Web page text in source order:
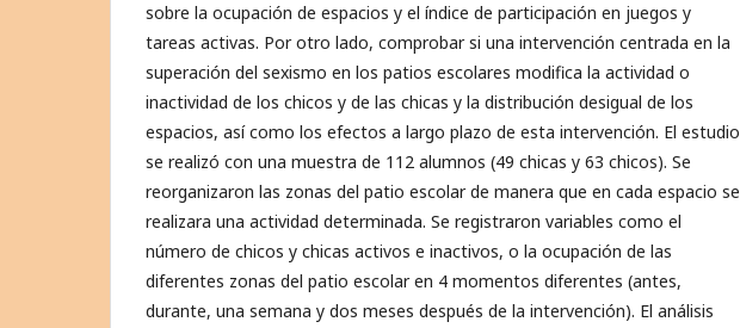
sobre la ocupación de espacios y el índice de participación en juegos y
tareas activas. Por otro lado, comprobar si una intervención centrada en la
superación del sexismo en los patios escolares modifica la actividad o
inactividad de los chicos y de las chicas y la distribución desigual de los
espacios, así como los efectos a largo plazo de esta intervención. El estudio
se realizó con una muestra de 112 alumnos (49 chicas y 63 chicos). Se
reorganizaron las zonas del patio escolar de manera que en cada espacio se
realizara una actividad determinada. Se registraron variables como el
número de chicos y chicas activos e inactivos, o la ocupación de las
diferentes zonas del patio escolar en 4 momentos diferentes (antes,
durante, una semana y dos meses después de la intervención). El análisis